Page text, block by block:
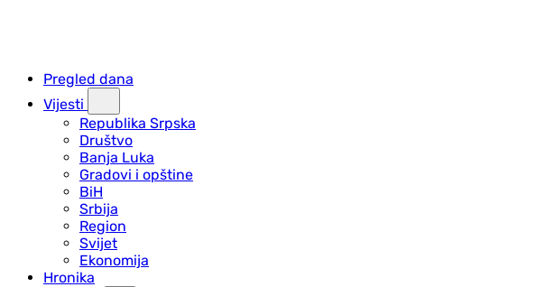
Pregled dana
Vijesti
Republika Srpska
Društvo
Banja Luka
Gradovi i opštine
BiH
Srbija
Region
Svijet
Ekonomija
Hronika